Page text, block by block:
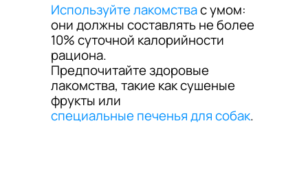
Используйте лакомствас умом:
они должны составлять не более
10% суточной калорийности
рациона.
Предпочитайте здоровые
лакомства, такие как сушеные
фрукты или
специальные печенья для собак.